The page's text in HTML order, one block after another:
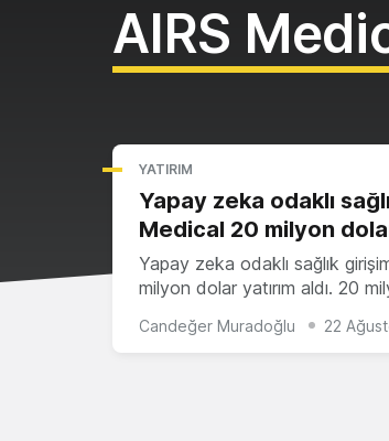
AIRS
YATIRIM
Yapay zeka odaklı
Medical 20 milyon dolar
Yapay zeka odaklı sağlık
milyon dolar yatırım aldı. 20
Candeğer Muradoğlu 22